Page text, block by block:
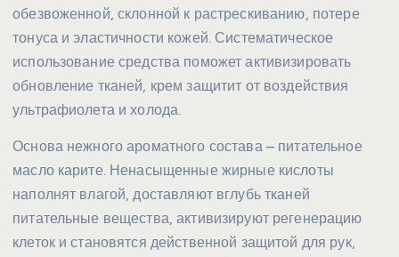
обезвоженной, склонной к растрескиванию, потере
тонуса и эластичности кожей. Систематическое
использование средства поможет активизировать
обновление тканей, крем защитит от воздействия
ультрафиолета и холода.
Основа нежного ароматного состава – питательное
масло карите. Ненасыщенные жирные кислоты
наполнят влагой, доставляют вглубь тканей
питательные вещества, активизируют регенерацию
клеток и становятся действенной защитой для рук,